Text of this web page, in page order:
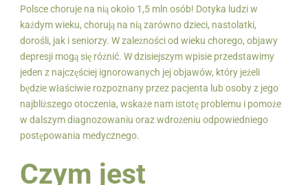
Polsce choruje na nią około 1,5 mln osób! Dotyka ludzi w
każdym wieku, chorują na nią zarówno dzieci, nastolatki,
dorośli, jak i seniorzy. W zależności od wieku chorego, objawy
depresji mogą się różnić. W dzisiejszym wpisie przedstawimy
jeden z najczęściej ignorowanych jej objawów, który jeżeli
będzie właściwie rozpoznany przez pacjenta lub osoby z jego
najbliższego otoczenia, wskaże nam istotę problemu i pomoże
w dalszym diagnozowaniu oraz wdrożeniu odpowiedniego
postępowania medycznego.
Czym jest